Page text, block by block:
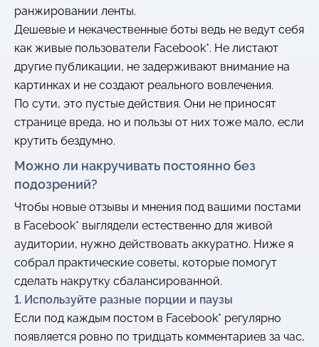
ранжировании ленты.
Дешевые и некачественные боты ведь не ведут себя
как живые пользователи Facebook*. Не листают
другие публикации, не задерживают внимание на
картинках и не создают реального вовлечения.
По сути, это пустые действия. Они не приносят
странице вреда, но и пользы от них тоже мало, если
крутить бездумно.
Можно ли накручивать постоянно без
подозрений?
Чтобы новые отзывы и мнения под вашими постами
в Facebook* выглядели естественно для живой
аудитории, нужно действовать аккуратно. Ниже я
собрал практические советы, которые помогут
сделать накрутку сбалансированной.
1. Используйте разные порции и паузы
Если под каждым постом в Facebook* регулярно
появляется ровно по тридцать комментариев за час,